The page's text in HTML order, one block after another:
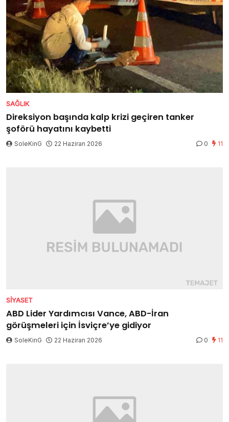
SAĞLIK
Direksiyon başında kalp krizi geçiren tanker
şoförü hayatını kaybetti
SoleKinG 22 Haziran 2026 0 11
SIYASET
ABD Lider Yardımcısı Vance, ABD-İran
görüşmeleri için İsviçre’ye gidiyor
SoleKinG 22 Haziran 2026 0 11